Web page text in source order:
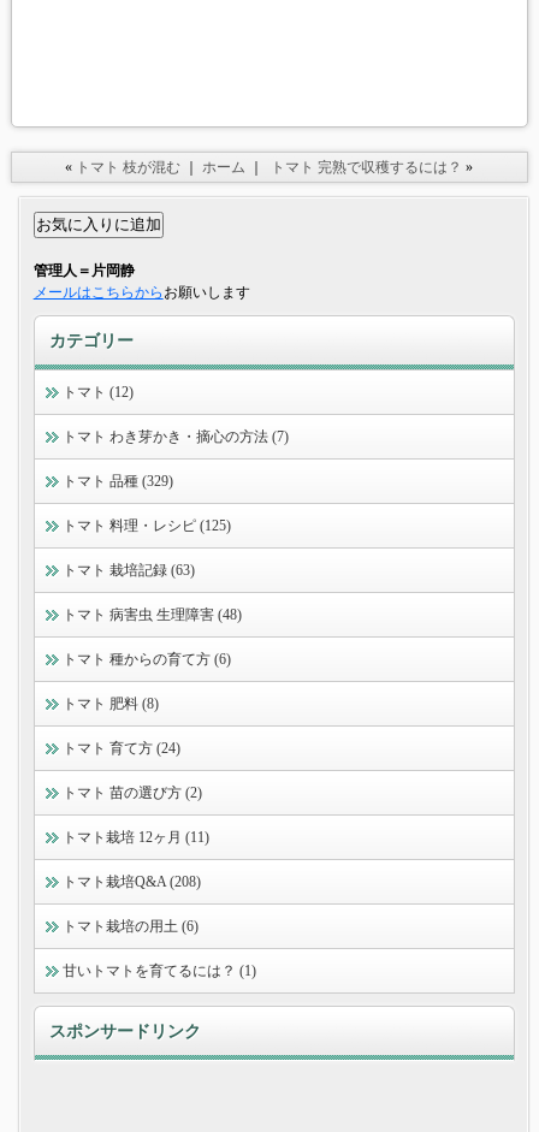
« トマト 枝が混む ｜ ホーム ｜ トマト 完熟で収穫するには？ »
管理人＝片岡静
メールはこちらから お願いします
カテゴリー
トマト (12)
トマト わき芽かき・摘心の方法 (7)
トマト 品種 (329)
トマト 料理・レシピ (125)
トマト 栽培記録 (63)
トマト 病害虫 生理障害 (48)
トマト 種からの育て方 (6)
トマト 肥料 (8)
トマト 育て方 (24)
トマト 苗の選び方 (2)
トマト栽培 12ヶ月 (11)
トマト栽培Q&A (208)
トマト栽培の用土 (6)
甘いトマトを育てるには？ (1)
スポンサードリンク